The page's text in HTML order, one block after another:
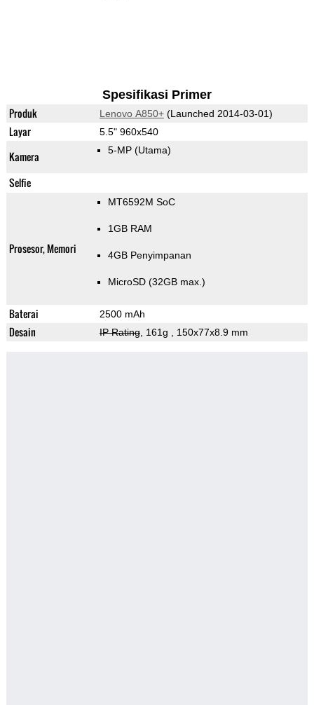
Spesifikasi Primer
Produk Lenovo A850+(Launched 2014-03-01)
Layar 5.5" 960x540
Kamera 5-MP (Utama)
Selfie
Prosesor, Memori
MT6592M SoC
1GB RAM
4GB Penyimpanan
MicroSD (32GB max.)
Baterai 2500 mAh
Desain IP Rating, 161g , 150x77x8.9 mm